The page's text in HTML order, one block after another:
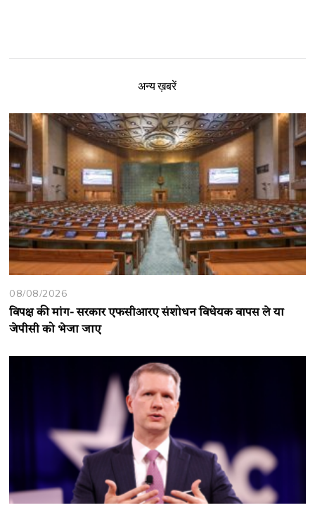
अन्य ख़बरें
08/08/2026
विपक्ष की मांग- सरकार एफसीआरए संशोधन विधेयक वापस ले या
जेपीसी को भेजा जाए